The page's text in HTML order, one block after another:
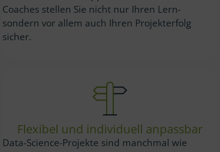
Coaches stellen Sie nicht nur Ihren Lern-
sondern vor allem auch Ihren Projekterfolg
sicher.
Flexibel und individuell anpassbar
Data-Science-Projekte sind manchmal wie